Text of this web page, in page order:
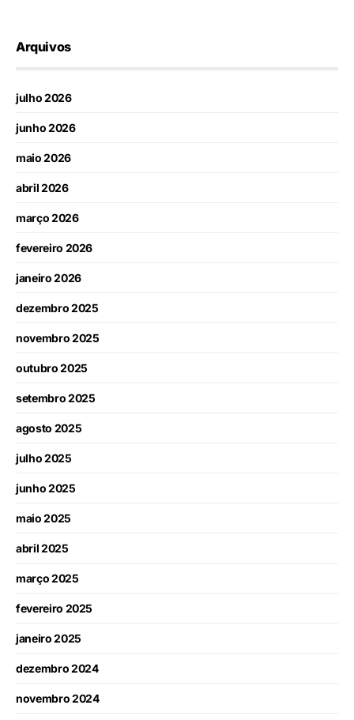
Arquivos
julho 2026
junho 2026
maio 2026
abril 2026
março 2026
fevereiro 2026
janeiro 2026
dezembro 2025
novembro 2025
outubro 2025
setembro 2025
agosto 2025
julho 2025
junho 2025
maio 2025
abril 2025
março 2025
fevereiro 2025
janeiro 2025
dezembro 2024
novembro 2024